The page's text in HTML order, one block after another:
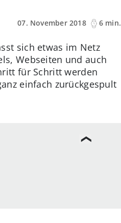
07. November 2018
6 min.
sich etwas im Netz
Webseiten und auch
für Schritt werden
einfach zurückgespult